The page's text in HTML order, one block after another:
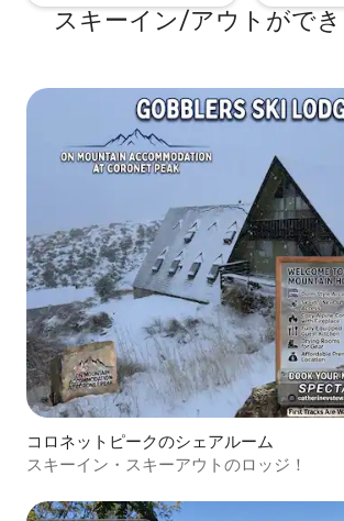
スキーイン/アウトがで
コロネットピークのシェアルーム
スキーイン・スキーアウトのロッジ！